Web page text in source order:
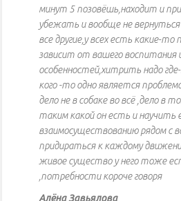
минут 5 позовёшь,находит и
убежать и вообще не
все другие,у всех есть какие-
зависит от вашего воспитания
особенностей,хитрить надо
кого -то одно является
дело не в собаке во всё ,дело в
таким какой он есть и научить
взаимосуществованию рядом с
придираться к каждому
живое существо у него тоже
,потребности короче говоря
Алёна Завьялова